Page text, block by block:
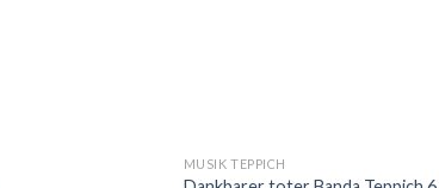
MUSIK TEPPICH